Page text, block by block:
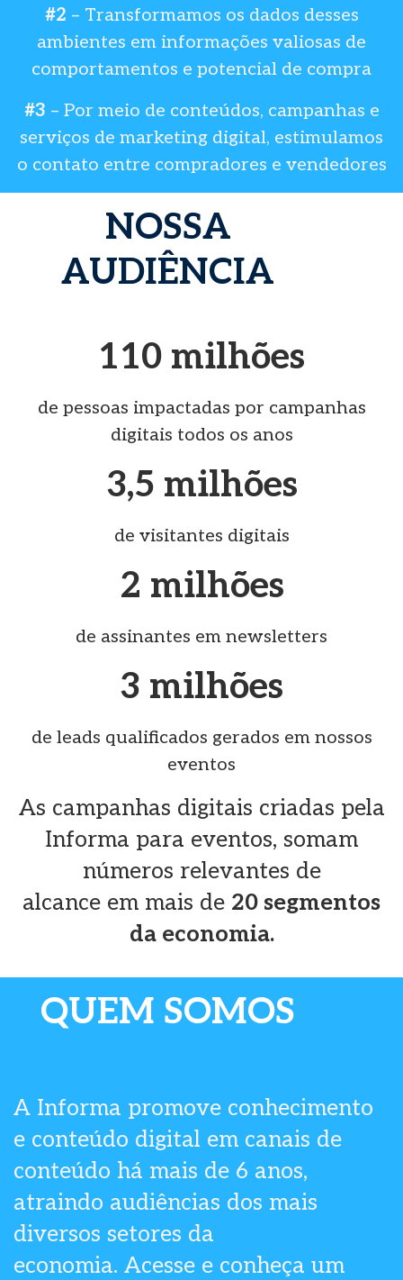
#2 – Transformamos os dados desses
ambientes em informações valiosas de
comportamentos e potencial de compra
#3 – Por meio de conteúdos, campanhas e
serviços de marketing digital, estimulamos
o contato entre compradores e vendedores
NOSSA
AUDIÊNCIA
110 milhões
de pessoas impactadas por campanhas
digitais todos os anos
3,5 milhões
de visitantes digitais
2 milhões
de assinantes em newsletters
3 milhões
de leads qualificados gerados em nossos
eventos
As campanhas digitais criadas pela
Informa para eventos, somam
números relevantes de
alcance em mais de 20 segmentos
da economia.
QUEM SOMOS
A Informa promove conhecimento
e conteúdo digital em canais de
conteúdo há mais de 6 anos,
atraindo audiências dos mais
diversos setores da
economia. Acesse e conheça um